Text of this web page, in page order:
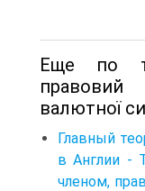
Еще по
правовий
валютної
Главный
в Англии -
членом,